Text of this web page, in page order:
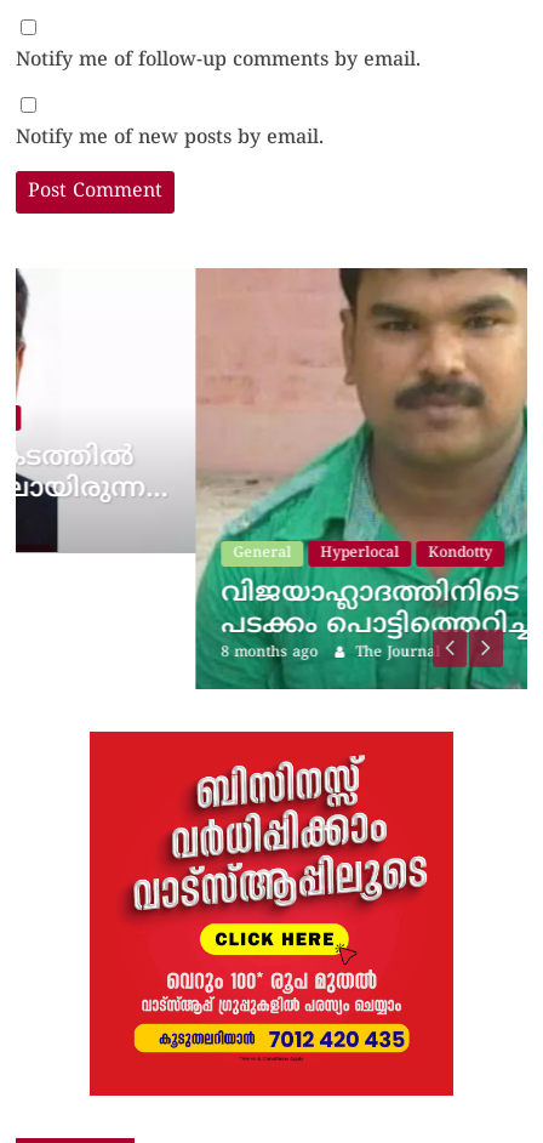
Notify me of follow-up comments by email.
Notify me of new posts by email.
General Hyperlocal Kondotty
വിജയാഹ്ലാദത്തിനിടെ സ്കൂട്ടറിലെ
പടക്കം പൊട്ടിത്തെറിച്ചു;…
The Journal